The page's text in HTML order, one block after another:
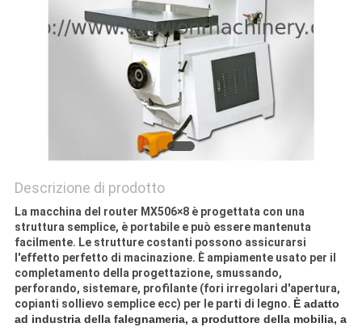
PRIVACY
POLICY
Descrizione di prodotto
La macchina del router MX506×8 è progettata con una
struttura semplice, è portabile e può essere mantenuta
facilmente. Le strutture costanti possono assicurarsi
l'effetto perfetto di macinazione. È ampiamente usato per il
completamento della progettazione, smussando,
perforando, sistemare, profilante (fori irregolari d'apertura,
copianti sollievo semplice ecc) per le parti di legno. È adatto
ad industria della falegnameria, a produttore della mobilia, a